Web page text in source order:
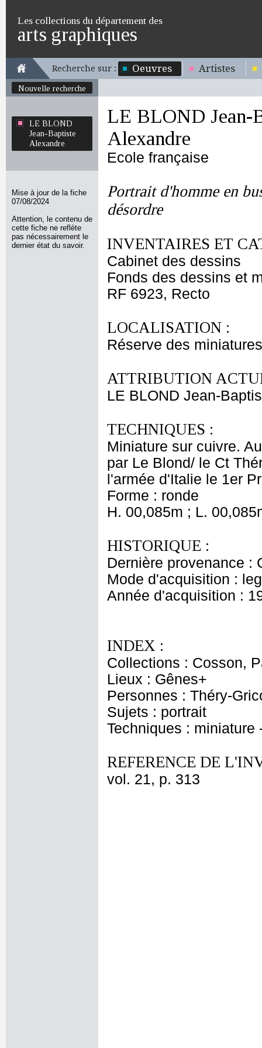
Les collections du département des
arts graphiques
Recherche sur : Oeuvres Artistes
Nouvelle recherche
LE BLOND
Jean-Baptiste
Alexandre
Mise à jour de la fiche
07/08/2024
Attention, le contenu de
cette fiche ne reflète
pas nécessairement le
dernier état du savoir.
LE BLOND Jean-
Alexandre
Ecole française
Portrait d'homme en
désordre
INVENTAIRES ET
Cabinet des dessins
Fonds des dessins et
RF 6923, Recto
LOCALISATION :
Réserve des
ATTRIBUTION
LE BLOND Jean-
TECHNIQUES :
Miniature sur cuivre.
par Le Blond/ le Ct
l'armée d'Italie le 1er
Forme : ronde
H. 00,085m ; L.
HISTORIQUE :
Dernière provenance :
Mode d'acquisition :
Année d'acquisition :
INDEX :
Collections : Cosson,
Lieux : Gênes+
Personnes : Théry-
Sujets : portrait
Techniques : miniature
REFERENCE DE
vol. 21, p. 313